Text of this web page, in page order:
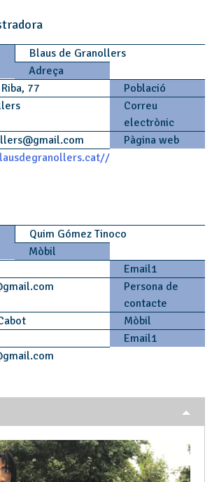
Blaus de Granollers
Adreça
77
Població
Correu
electrònic
@gmail.com
Pàgina web
Quim Gómez Tinoco
Mòbil
Email1
gmail.com
Persona de
contacte
Mòbil
Email1
gmail.com